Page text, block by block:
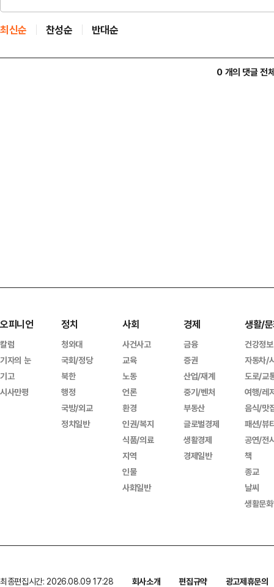
최신순 찬성순 반대순
0 개의 댓글 전
오피니언
칼럼
기자의 눈
기고
시사만평
정치
청와대
국회/정당
북한
행정
국방/외교
정치일반
사회
사건사고
교육
노동
언론
환경
인권/복지
식품/의료
지역
인물
사회일반
경제
금융
증권
산업/재계
중기/벤처
부동산
글로벌경제
생활경제
경제일반
생활/
건강정보
자동차/
도로/교
여행/레
음식/맛
패션/뷰
공연/전
책
종교
날씨
생활문
최종편집시간: 2026.08.09 17:28 회사소개 편집규약
광고제휴문의